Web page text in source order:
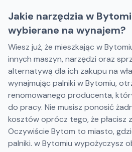
Jakie narzędzia w
wybierane na wynajem?
Wiesz już, że mieszkając w
innych maszyn, narzędzi oraz
alternatywą dla ich zakupu na
wynajmując palniki w Bytomiu,
renomowanego producenta,
do pracy. Nie musisz ponosić
kosztów oprócz tego, że płacisz
Oczywiście Bytom to miasto,
palniki. w Bytomiu wypożyczysz